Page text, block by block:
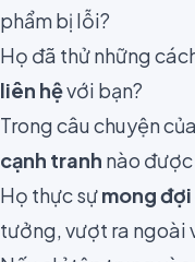
phẩm bị lỗi?
Họ đã thử những
liên hệvới bạn?
Trong câu chuyện
cạnh tranh nào
Họ thực sựmong
tưởng, vượt ra ngoài